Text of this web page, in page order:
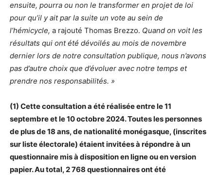
ensuite, pourra ou non le transformer en projet de loi
pour qu’il y ait par la suite un vote au sein de
l’hémicycle, a rajouté Thomas Brezzo. Quand on voit les
résultats qui ont été dévoilés au mois de novembre
dernier lors de notre consultation publique, nous n’avons
pas d’autre choix que d’évoluer avec notre temps et
prendre nos responsabilités. »
(1) Cette consultation a été réalisée entre le 11
septembre et le 10 octobre 2024. Toutes les personnes
de plus de 18 ans, de nationalité monégasque, (inscrites
sur liste électorale) étaient invitées à répondre à un
questionnaire mis à disposition en ligne ou en version
papier. Au total, 2 768 questionnaires ont été